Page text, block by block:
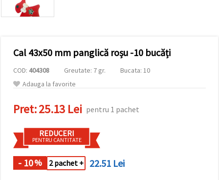
Puteți fi de
acord să
clic pe "pe
vă indicați
preferințele
în setări
selectând
cookie -uri
dat și
pe butonul
"Salvați"
Аcceptati
Cal 43x50 mm panglică roșu -10 bucăți
COD: 404308 Greutate: 7 gr.
Bucata: 10
Adauga la favorite
Pret:25.13 Lei pentru 1 pachet
REDUCERI
PENTRU CANTITATE
- 10% 2 pachet + 22.51 Lei